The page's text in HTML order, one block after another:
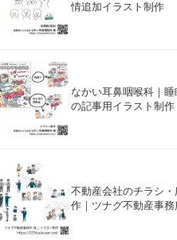
情追加イラスト制作
なかい耳鼻咽喉科｜
の記事用イラスト制作
不動産会社のチラシ
作｜ツナグ不動産事務